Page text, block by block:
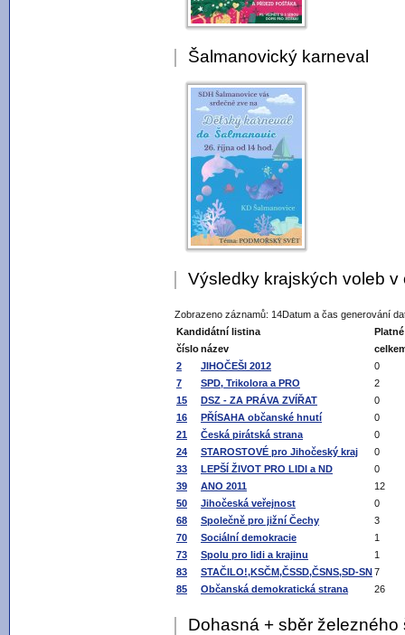
Šalmanovický karneval
Výsledky krajských voleb
Zobrazeno záznamů: 14Datum a čas generování
Kandidátní listina
číslonázev
2
JIHOČEŠI 2012
0
7
SPD, Trikolora a PRO
2
15
DSZ - ZA PRÁVA ZVÍŘAT
0
16
PŘÍSAHA občanské hnutí
0
21
Česká pirátská strana
0
24
STAROSTOVÉ pro Jihočeský kraj
0
33
LEPŠÍ ŽIVOT PRO LIDI a ND
0
39
ANO 2011
12
50
Jihočeská veřejnost
0
68
Společně pro jižní Čechy
3
70
Sociální demokracie
1
73
Spolu pro lidi a krajinu
1
83
STAČILO!,KSČM,ČSSD,ČSNS,SD-SN7
85
Občanská demokratická strana 26
Dohasná + sběr železného